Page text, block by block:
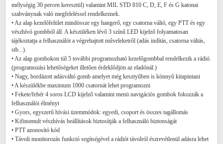
mélységig 30 percen keresztül) valamint MIL STD 810 C, D, E, F és G katonai
szabványnak való megfeleléssel rendelkeznek.
• Az alap kezelőfelület mindössze egy hangerő, egy csatorna váltó, egy PTT és egy
vészhívó gombból áll. A készüléken lévő 3 színű LED kijelző folyamatosan
tájékoztatja a felhasználót a végrehajtott műveleketről (adás indítás, csatorna váltás,
stb...).
• Az alap gombokon túl 5 további programozható kezelőgombbal rendelkezik a rádió.
(programozási lehetőségeket illetően érdeklődjön az eladónál.)
• Nagy, bordázott adásváltó gomb amelyet még kesztyűben is könnyű kitapintani
• A készülékbe maximum 1000 csatornát lehet programozni
• Fekete/fehér 4 soros LCD kijelző valamint menü navigációs gombok fokozzák a
felhasználói élményt
• Gyors, egyszerű hívási üzemmódok: egyedi, csoport és összes tagállomás
• Kifinomult vészhívás beállítások biztosítják a felhasználó biztonságát
• PTT azonosító kód
• Távoli monitorozás funkció segítségével a rádiót távolról észrevétlenül adásra lehet